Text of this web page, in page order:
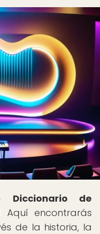
Diccionario de
Aquí encontrarás
de la historia, la